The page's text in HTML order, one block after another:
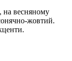
на весняному
жовтий.